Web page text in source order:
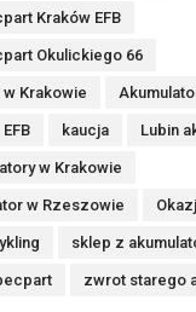
Kraków EFB
Okulickiego 66
Krakowie
EFB kaucja Lubin
w Krakowie
w Rzeszowie
sklep z
zwrot starego